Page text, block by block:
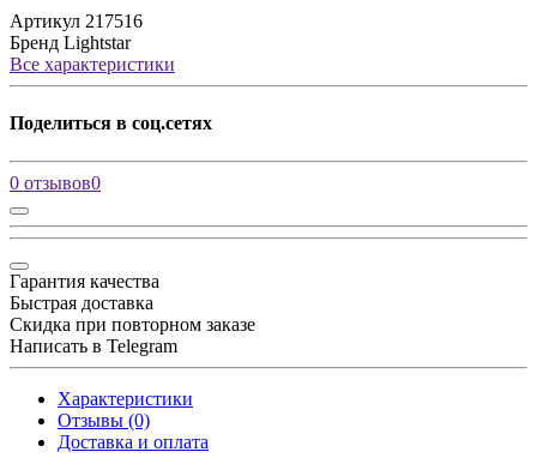
Артикул 217516
Бренд Lightstar
Все характеристики
Поделиться в соц.сетях
0 отзывов0
Гарантия качества
Быстрая доставка
Скидка при повторном заказе
Написать в Telegram
Характеристики
Отзывы (0)
Доставка и оплата